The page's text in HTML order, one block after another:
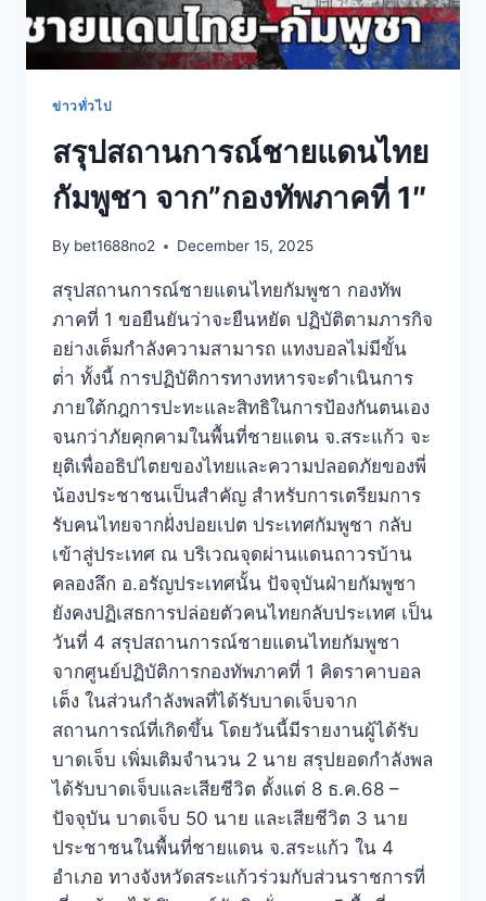
ข่าวทั่วไป
สรุปสถานการณ์ชายแดนไทย
กัมพูชา จาก”กองทัพภาคที่ 1″
By bet1688no2 December 15, 2025
สรุปสถานการณ์ชายแดนไทยกัมพูชา กองทัพ
ภาคที่ 1 ขอยืนยันว่าจะยืนหยัด ปฏิบัติตามภารกิจ
อย่างเต็มกำลังความสามารถ แทงบอลไม่มีขั้น
ต่ํา ทั้งนี้ การปฏิบัติการทางทหารจะดำเนินการ
ภายใต้กฎการปะทะและสิทธิในการป้องกันตนเอง
จนกว่าภัยคุกคามในพื้นที่ชายแดน จ.สระแก้ว จะ
ยุติเพื่ออธิปไตยของไทยและความปลอดภัยของพี่
น้องประชาชนเป็นสำคัญ สำหรับการเตรียมการ
รับคนไทยจากฝั่งปอยเปต ประเทศกัมพูชา กลับ
เข้าสู่ประเทศ ณ บริเวณจุดผ่านแดนถาวรบ้าน
คลองลึก อ.อรัญประเทศนั้น ปัจจุบันฝ่ายกัมพูชา
ยังคงปฏิเสธการปล่อยตัวคนไทยกลับประเทศ เป็น
วันที่ 4 สรุปสถานการณ์ชายแดนไทยกัมพูชา
จากศูนย์ปฏิบัติการกองทัพภาคที่ 1 คิดราคาบอล
เต็ง ในส่วนกำลังพลที่ได้รับบาดเจ็บจาก
สถานการณ์ที่เกิดขึ้น โดยวันนี้มีรายงานผู้ได้รับ
บาดเจ็บ เพิ่มเติมจำนวน 2 นาย สรุปยอดกำลังพล
ได้รับบาดเจ็บและเสียชีวิต ตั้งแต่ 8 ธ.ค.68 –
ปัจจุบัน บาดเจ็บ 50 นาย และเสียชีวิต 3 นาย
ประชาชนในพื้นที่ชายแดน จ.สระแก้ว ใน 4
อำเภอ ทางจังหวัดสระแก้วร่วมกับส่วนราชการที่